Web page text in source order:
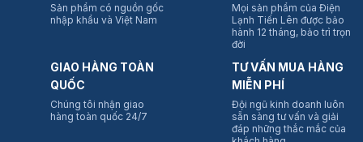
Sản phẩm có nguồn gốc
nhập khẩu và Việt Nam
Mọi sản phẩm của Điện
Lạnh Tiến Lên được bảo
hành 12 tháng, bảo trì trọn
đời
GIAO HÀNG TOÀN
QUỐC
Chúng tôi nhận giao
hàng toàn quốc 24/7
TƯ VẤN MUA HÀNG
MIỄN PHÍ
Đội ngũ kinh doanh luôn
sẵn sàng tư vấn và giải
đáp những thắc mắc của